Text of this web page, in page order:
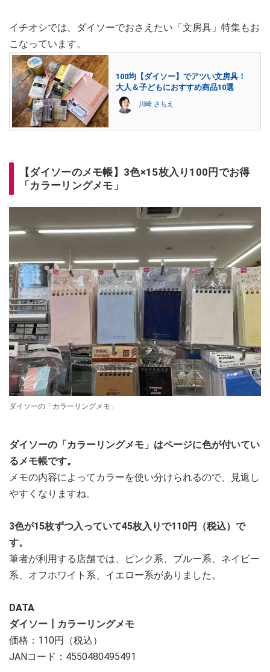
イチオシでは、ダイソーでおさえたい「文房具」特集もお
こなっています。
100均【ダイソー】でアツい文房具！
大人＆子どもにおすすめ商品10選
川崎 さちえ
【ダイソーのメモ帳】3色×15枚入り100円でお得
「カラーリングメモ」
ダイソーの「カラーリングメモ」
ダイソーの「カラーリングメモ」はページに色が付いてい
るメモ帳です。
メモの内容によってカラーを使い分けられるので、見返し
やすくなりますね。
3色が15枚ずつ入っていて45枚入りで110円（税込）で
す。
筆者が利用する店舗では、ピンク系、ブルー系、ネイビー
系、オフホワイト系、イエロー系がありました。
DATA
ダイソー┃カラーリングメモ
価格：110円（税込）
JANコード：4550480495491